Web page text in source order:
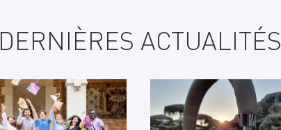
DERNIÈRES ACTUALITÉS